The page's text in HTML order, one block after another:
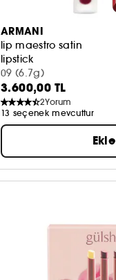
ARMANI
lip maestro satin
lipstick
09 (6.7g)
3.600,00 TL
2Yorum
13 seçenek mevcuttur
Ekle